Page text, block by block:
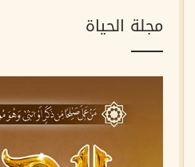
مجلة الحياة